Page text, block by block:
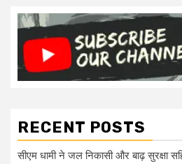
RECENT POSTS
सीएम धामी ने जल निकासी और बाढ़ सुरक्षा